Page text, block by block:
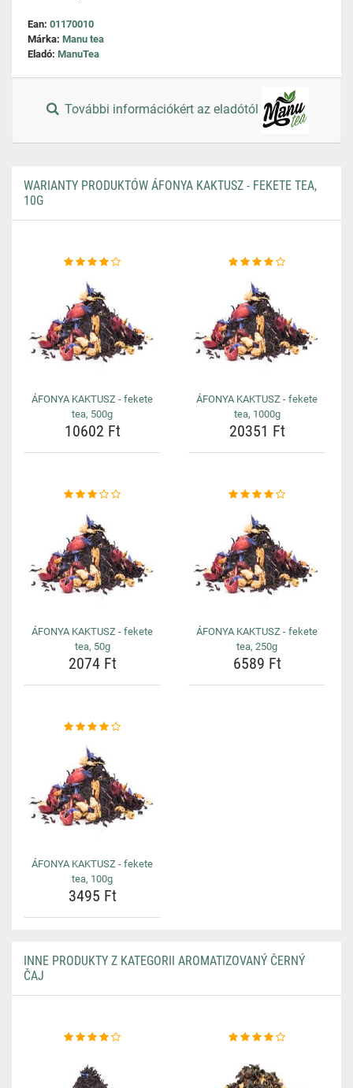
Ean: 01170010
Márka: Manu tea
Eladó: ManuTea
További információkért az eladótól
WARIANTY PRODUKTÓW ÁFONYA KAKTUSZ - FEKETE TEA,
10G
ÁFONYA KAKTUSZ - fekete
tea, 500g
10602 Ft
ÁFONYA KAKTUSZ - fekete
tea, 1000g
20351 Ft
ÁFONYA KAKTUSZ - fekete
tea, 50g
2074 Ft
ÁFONYA KAKTUSZ - fekete
tea, 250g
6589 Ft
ÁFONYA KAKTUSZ - fekete
tea, 100g
3495 Ft
INNE PRODUKTY Z KATEGORII AROMATIZOVANÝ ČERNÝ
ČAJ